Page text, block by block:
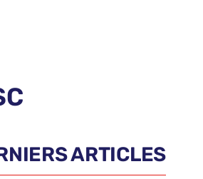
ARTICLES